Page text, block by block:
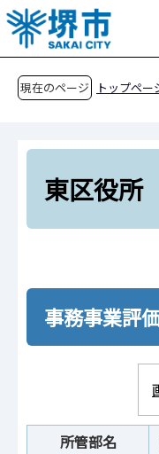
こ
の
ペ
現在のページ トップペー
事務事業
組織機構順
東区役所
事務事業評
所管部名